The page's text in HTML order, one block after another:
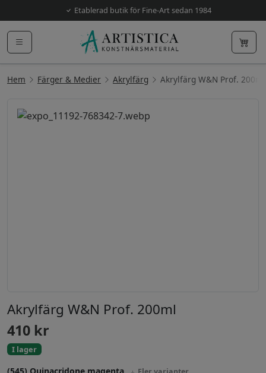
Etablerad butik för Fine-Art sedan 1984
Hem Färger & Medier Akrylfärg Akrylfärg W&N Prof. 200ml
Akrylfärg W&N Prof. 200ml
410 kr
I lager